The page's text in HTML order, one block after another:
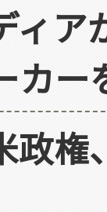
ィア
カー
政